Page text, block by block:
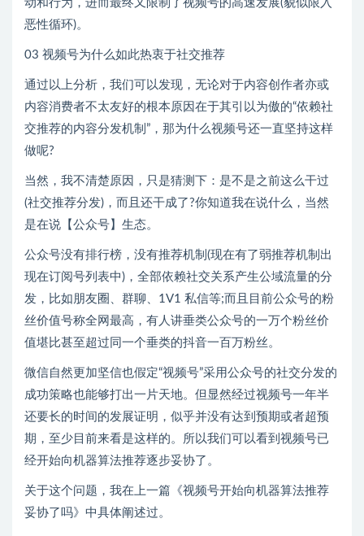
动和行为，进而最终又限制了视频号的高速发展(貌似限入
恶性循环)。
03 视频号为什么如此热衷于社交推荐
通过以上分析，我们可以发现，无论对于内容创作者亦或
内容消费者不太友好的根本原因在于其引以为傲的“依赖社
交推荐的内容分发机制”，那为什么视频号还一直坚持这样
做呢?
当然，我不清楚原因，只是猜测下：是不是之前这么干过
(社交推荐分发)，而且还干成了?你知道我在说什么，当然
是在说【公众号】生态。
公众号没有排行榜，没有推荐机制(现在有了弱推荐机制出
现在订阅号列表中)，全部依赖社交关系产生公域流量的分
发，比如朋友圈、群聊、1V1 私信等;而且目前公众号的粉
丝价值号称全网最高，有人讲垂类公众号的一万个粉丝价
值堪比甚至超过同一个垂类的抖音一百万粉丝。
微信自然更加坚信也假定“视频号”采用公众号的社交分发的
成功策略也能够打出一片天地。但显然经过视频号一年半
还要长的时间的发展证明，似乎并没有达到预期或者超预
期，至少目前来看是这样的。所以我们可以看到视频号已
经开始向机器算法推荐逐步妥协了。
关于这个问题，我在上一篇《视频号开始向机器算法推荐
妥协了吗》中具体阐述过。